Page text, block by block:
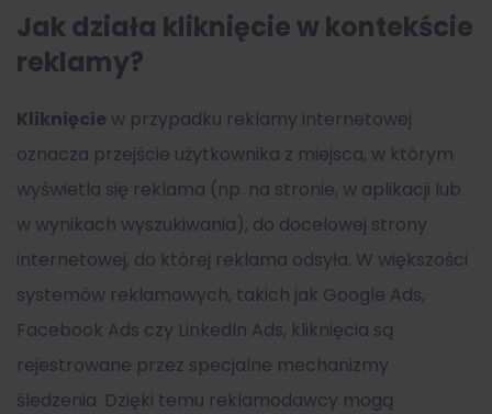
Jak działa kliknięcie w kontekście
reklamy?
Kliknięcie w przypadku reklamy internetowej
oznacza przejście użytkownika z miejsca, w którym
wyświetla się reklama (np. na stronie, w aplikacji lub
w wynikach wyszukiwania), do docelowej strony
internetowej, do której reklama odsyła. W większości
systemów reklamowych, takich jak Google Ads,
Facebook Ads czy LinkedIn Ads, kliknięcia są
rejestrowane przez specjalne mechanizmy
śledzenia. Dzięki temu reklamodawcy mogą